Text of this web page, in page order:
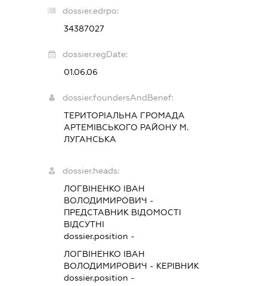
dossier.edrpo:
34387027
dossier.regDate:
01.06.06
dossier.foundersAndBenef:
ТЕРИТОРІАЛЬНА ГРОМАДА
АРТЕМІВСЬКОГО РАЙОНУ М.
ЛУГАНСЬКА
dossier.heads:
ЛОГВІНЕНКО ІВАН
ВОЛОДИМИРОВИЧ -
ПРЕДСТАВНИКВІДОМОСТІ
ВІДСУТНІ
dossier.position -
ЛОГВІНЕНКО ІВАН
ВОЛОДИМИРОВИЧ - КЕРІВНИК
dossier.position -